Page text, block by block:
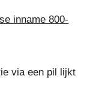
inname 800-
via een pil lijkt